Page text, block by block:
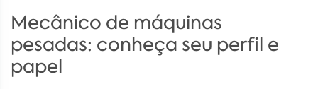
Mecânico de máquinas
pesadas: conheça seu perfil e
papel